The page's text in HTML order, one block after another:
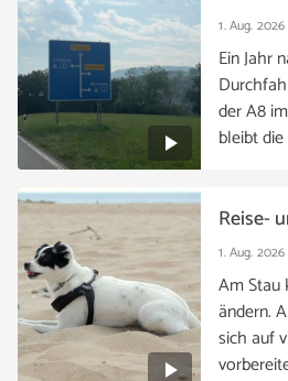
1. Aug. 2026
Ein Jahr
der A8
bleibt
1. Aug. 2026
Reise-
Am Stau
ändern.
sich auf